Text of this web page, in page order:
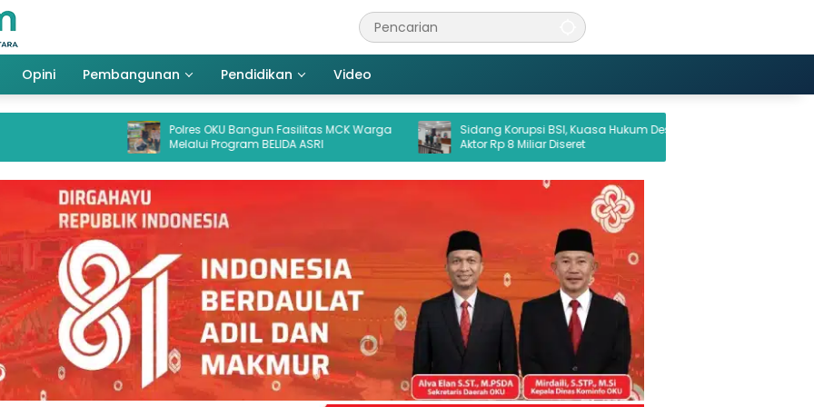
Opini Pembangunan Pendidikan Video
Polres OKU Bangun Fasilitas MCK Warga
Melalui Program BELIDA ASRI
Sidang Korupsi BSI, Kuasa Hukum Desak
Aktor Rp 8 Miliar Diseret
Pemkab OKU Perkuat